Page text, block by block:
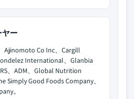
ヤー
Ajinomoto Co Inc、Cargill
International、Glanbia
、ADM、Global Nutrition
Simply Good Foods Company、
。